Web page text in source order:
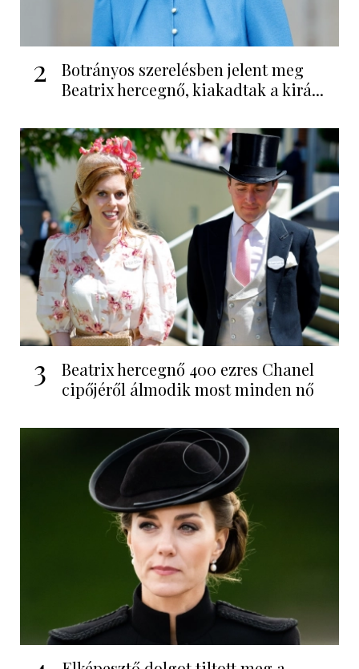
2
Botrányos szerelésben jelent meg
Beatrix hercegnő, kiakadtak a kirá...
3
Beatrix hercegnő 400 ezres Chanel
cipőjéről álmodik most minden nő